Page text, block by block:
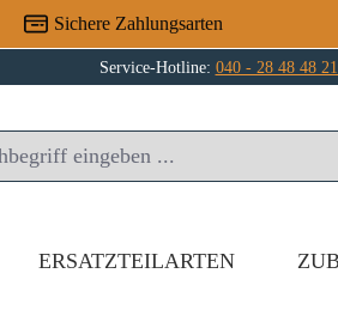
Sichere Zahlungsarten
Service-Hotline: 040 - 28 48 48
ERSATZTEILARTEN